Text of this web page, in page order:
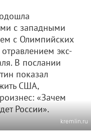
с западными
с Олимпийских
экс-
В послании
показал
США,
«Зачем
России».
kremlin.ru